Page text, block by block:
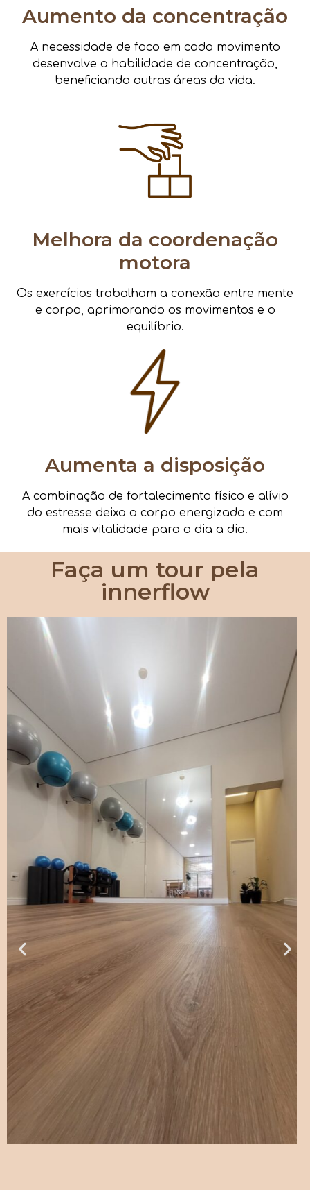
Aumento da concentração
A necessidade de foco em cada movimento
desenvolve a habilidade de concentração,
beneficiando outras áreas da vida.
Melhora da coordenação
motora
Os exercícios trabalham a conexão entre mente
e corpo, aprimorando os movimentos e o
equilíbrio.
Aumenta a disposição
A combinação de fortalecimento físico e alívio
do estresse deixa o corpo energizado e com
mais vitalidade para o dia a dia.
Faça um tour pela
innerflow